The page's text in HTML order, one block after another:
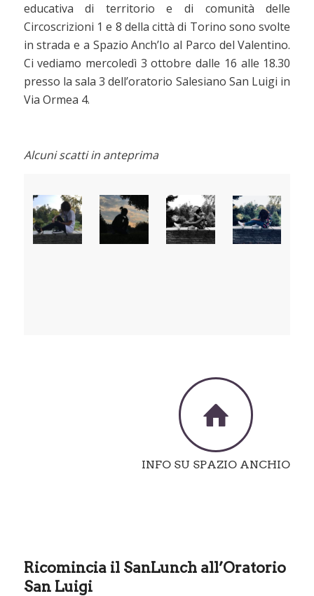
educativa di territorio e di comunità delle
Circoscrizioni 1 e 8 della città di Torino sono svolte
in strada e a Spazio Anch’Io al Parco del Valentino.
Ci vediamo mercoledì 3 ottobre dalle 16 alle 18.30
presso la sala 3 dell’oratorio Salesiano San Luigi in
Via Ormea 4.
Alcuni scatti in anteprima
INFO SU SPAZIO ANCHIO
Ricomincia il SanLunch all’Oratorio
San Luigi